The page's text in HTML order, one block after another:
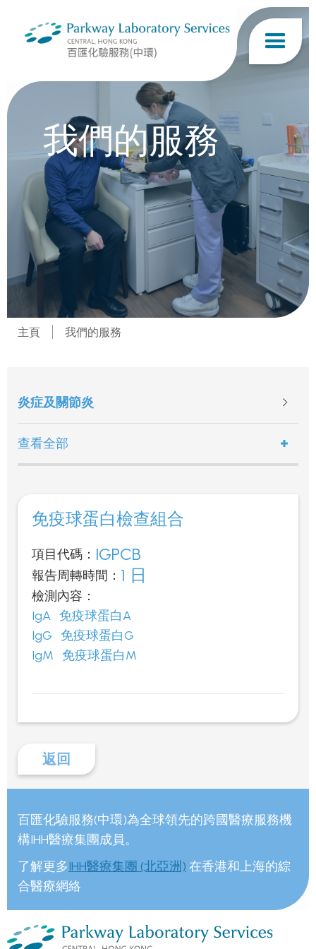
我們的服務
主頁 我們的服務
炎症及關節炎
查看全部
免疫球蛋白檢查組合
項目代碼： IGPCB
報告周轉時間： 1 日
檢測內容：
IgA 免疫球蛋白A
IgG 免疫球蛋白G
IgM 免疫球蛋白M
返回
百匯化驗服務(中環)為全球領先的跨國醫療服務機
構IHH醫療集團成員。
了解更多IHH醫療集團 (北亞洲) 在香港和上海的綜
合醫療網絡